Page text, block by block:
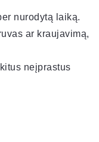
nurodytą laiką.
ar kraujavimą,
neįprastus